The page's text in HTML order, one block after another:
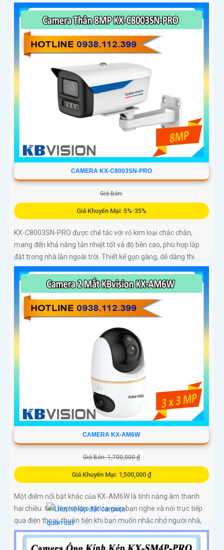
sáng (DWDR) và giảm nhiễu (3DNR), hình ảnh thu được luôn
mượt mà, màu sắc chân thực và chi tiết rõ nét, ngay cả trong
môi trường ánh sáng yếu hoặc ánh sáng phức tạp như ngược
sáng hoặc chói nắng
CAMERA KX-C8003SN-PRO
Giá Bán:
Giá Khuyến Mại: 5%-35%
KX-C8003SN-PRO được chế tác với vỏ kim loại chắc chắn,
mang đến khả năng tản nhiệt tốt và độ bền cao, phù hợp lắp
đặt trong nhà lẫn ngoài trời. Thiết kế gọn gàng, dễ dàng thi
công, tiết kiệm thời gian và chi phí cho người dùng
CAMERA KX-AM6W
Giá Bán: 1,700,000 ₫
Giá Khuyến Mại: 1,500,000 ₫
Một điểm nổi bật khác của KX‑AM6W là tính năng âm thanh
hai chiều: tích hợp micro và loa giúp bạn nghe và nói trực tiếp
qua điện thoại, thuận tiện khi bạn muốn nhắc nhở người nhà,
trò chuyện với khách hoặc cảnh báo người lạ. Kết hợp với khả
năng lưu trữ thẻ nhớ và xem lại nhanh chóng, đây thực sự là